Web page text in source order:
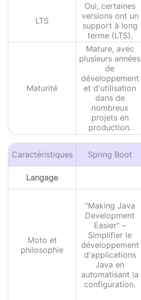
LTS
Oui, certaines
versions ont un
support à long
terme (LTS).
Maturité
Mature, avec
plusieurs années
de
développement
et d'utilisation
dans de
nombreux
projets en
production.
Caractéristiques Spring Boot
Langage
Moto et
philosophie
"Making Java
Development
Easier" –
Simplifier le
développement
d'applications
Java en
automatisant la
configuration.